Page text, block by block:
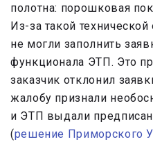
полотна: порошковая
Из-за такой
не могли заполнить
функционала ЭТП. Это
заказчик отклонил
жалобу признали
и ЭТП выдали
(решение Приморского